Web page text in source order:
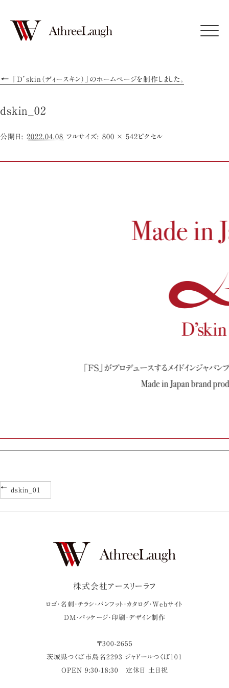
Click
← 「D’skin（ディースキン）」のホームページを制作しました。
dskin_02
公開日: 2022.04.08 フルサイズ: 800 × 542ピクセル
dskin_01
株式会社アースリーラフ
ロゴ・名刺・チラシ・パンフット・カタログ・Webサイト
DM・パッケージ・印刷・デザイン制作
〒300-2655
茨城県つくば市島名2293 ジャドールつくば101
OPEN 9:30-18:30
定休日 土日祝